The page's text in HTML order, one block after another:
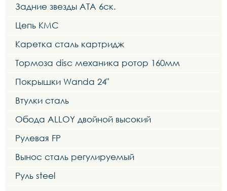
Задние звезды ATA 6ск.
Цепь KMC
Каретка сталь картридж
Тормоза disc механика ротор 160мм
Покрышки Wanda 24"
Втулки сталь
Обода ALLOY двойной высокий
Рулевая FP
Вынос сталь регулируемый
Руль steel